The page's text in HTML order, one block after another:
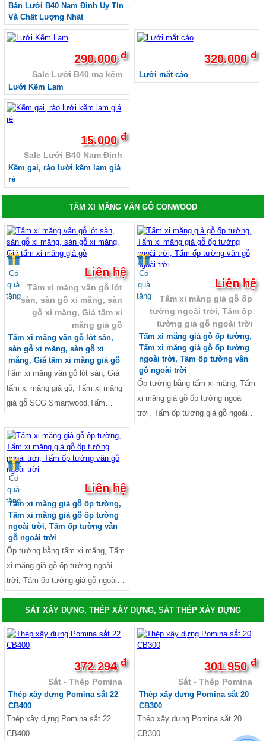
Bán Lưới B40 Nam Định Uy Tín
Và Chất Lượng Nhất
290.000đ
Sale Lưới B40 mạ kẽm
Lưới Kẽm Lam
320.000đ
Lưới mắt cáo
15.000đ
Sale Lưới B40 Nam Định
Kẽm gai, rào lưới kẽm lam giá
rẻ
TẤM XI MĂNG VÂN GỖ CONWOOD
Có
quà
tặng
Liên hệ
Tấm xi măng vân gỗ lót
sàn, sàn gỗ xi măng, sàn
gỗ xi măng, Giá tấm xi
măng giả gỗ
Tấm xi măng vân gỗ lót sàn,
sàn gỗ xi măng, sàn gỗ xi
măng, Giá tấm xi măng giả gỗ
Tấm xi măng vân gỗ lót sàn, Giá
tấm xi măng giả gỗ, Tấm xi măng
giả gỗ SCG Smartwood,Tấm
Sàn gỗ xi măng, trần xi măng giả
gỗ, tấm xi măng giả gỗ ốp tường,
Giả gỗ xi măng, Sàn gỗ xi măng,
Tấm xi măng vân gỗ, Vật liệu giả
gỗ, Xi măng giả gỗ, Tấm xi măng
giả gỗ lót sàn, Tấm xi măng giả gỗ
Conwood, Giá Conwood Thái Lan,
Tấm xi măng vân gỗ DURAwood,
Hàng rào xi măng giả gỗ, Hàng rào
xi măng đẹp, Mẫu hàng rào làm be
tông, Lam xi măng giả gỗ, Thi
măng giả gỗ, tấm xi măng giả gỗ
smartwood SCG, Tấm xi măng giả
gỗ ốp cầu thang
Có
quà
tặng
Liên hệ
Tấm xi măng giả gỗ ốp
tường ngoài trời, Tấm ốp
tường giả gỗ ngoài trời
Tấm xi măng giả gỗ ốp tường,
Tấm xi măng giả gỗ ốp tường
ngoài trời, Tấm ốp tường vân
gỗ ngoài trời
Ốp tường bằng tấm xi măng, Tấm
xi măng giả gỗ ốp tường ngoài
trời, Tấm ốp tường giả gỗ ngoài
Có
quà
tặng
Liên hệ
Tấm xi măng giả gỗ ốp tường,
Tấm xi măng giả gỗ ốp tường
ngoài trời, Tấm ốp tường vân
gỗ ngoài trời
Ốp tường bằng tấm xi măng, Tấm
xi măng giả gỗ ốp tường ngoài
trời, Tấm ốp tường giả gỗ ngoài
Tấm ốp 3d ngoài trời, Tấm ốp
tường 3D xi măng, Tấm ốp tường
giả be tông, Tấm ốp tường xi
2X, Tấm xi măng giả gỗ
Conwood, Lam gỗ Conwood, Thi
công gỗ Conwood, Tấm giả gỗ ốp
tường, tấm ốp tường vân gỗ
SẮT XÂY DỰNG, THÉP XÂY DỰNG, SẮT THÉP XÂY DỰNG
372.294đ
Sắt - Thép Pomina
Thép xây dựng Pomina sắt 22
CB400
Thép xây dựng Pomina sắt 22
CB400
301.950đ
Sắt - Thép Pomina
Thép xây dựng Pomina sắt 20
CB300
Thép xây dựng Pomina sắt 20
CB300